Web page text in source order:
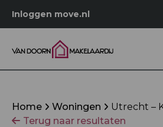
Inloggen move.nl
Home Woningen
Utrecht –
Terug naar resultaten